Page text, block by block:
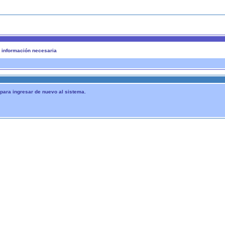
necesaria
ingresar de nuevo al sistema.